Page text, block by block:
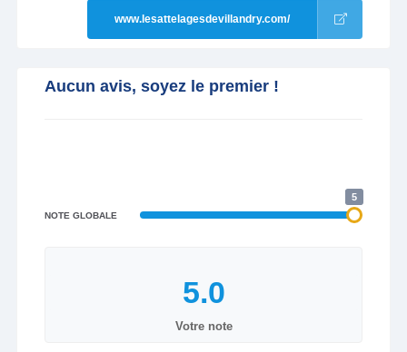
www.lesattelagesdevillandry.com/
Aucun avis, soyez le premier !
NOTE GLOBALE
5
Votre note